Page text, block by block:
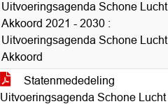
Uitvoeringsagenda Schone Lucht
Akkoord 2021 - 2030 :
Uitvoeringsagenda Schone Lucht
Akkoord
Statenmededeling
Uitvoeringsagenda Schone Lucht